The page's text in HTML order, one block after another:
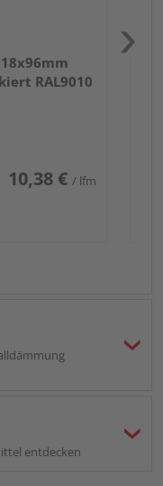
RAL9010
10,38 € / lfm
entdecken